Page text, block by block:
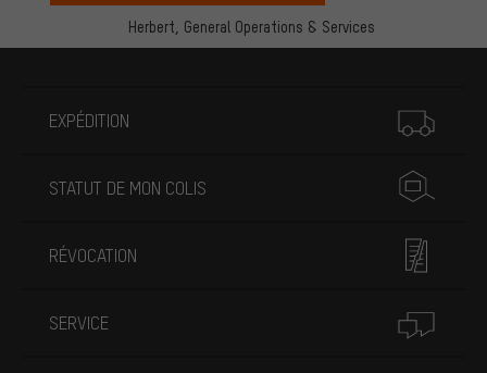
Herbert, General Operations & Services
EXPÉDITION
STATUT DE MON COLIS
RÉVOCATION
SERVICE